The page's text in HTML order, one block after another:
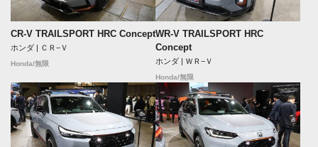
CR-V TRAILSPORT HRC Concept
ホンダ | ＣＲ−Ｖ
Honda/無限
WR-V TRAILSPORT HRC
Concept
ホンダ | ＷＲ−Ｖ
Honda/無限